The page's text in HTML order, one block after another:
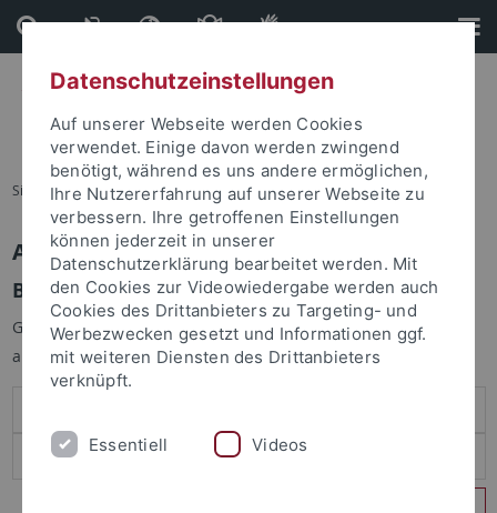
Direkt
zum
Inhalt
Direkt
zur
Fußleiste
Sie sind hier: Startseite
Anmelden
Benutzeranmeldung
Geben Sie Ihren Benutzernamen und Ihr Passwort an um sich
anzumelden:
Datenschutzeinstellungen
Auf unserer Webseite werden Cookies
verwendet. Einige davon werden zwingend
benötigt, während es uns andere ermöglichen,
Ihre Nutzererfahrung auf unserer Webseite zu
verbessern. Ihre getroffenen Einstellungen
können jederzeit in unserer
Datenschutzerklärung bearbeitet werden. Mit
den Cookies zur Videowiedergabe werden auch
Cookies des Drittanbieters zu Targeting- und
Werbezwecken gesetzt und Informationen ggf.
mit weiteren Diensten des Drittanbieters
verknüpft.
Essentiell Videos